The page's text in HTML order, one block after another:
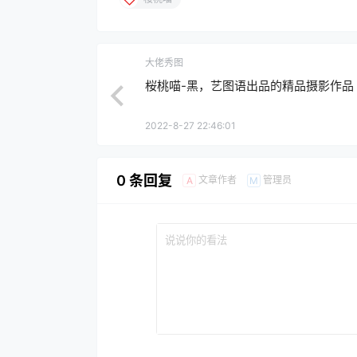
大佬秀图
桜桃喵-黑，艺图语出品的精品摄影作品
2022-8-27 22:46:01
0 条回复 A 文章作者 M 管理员